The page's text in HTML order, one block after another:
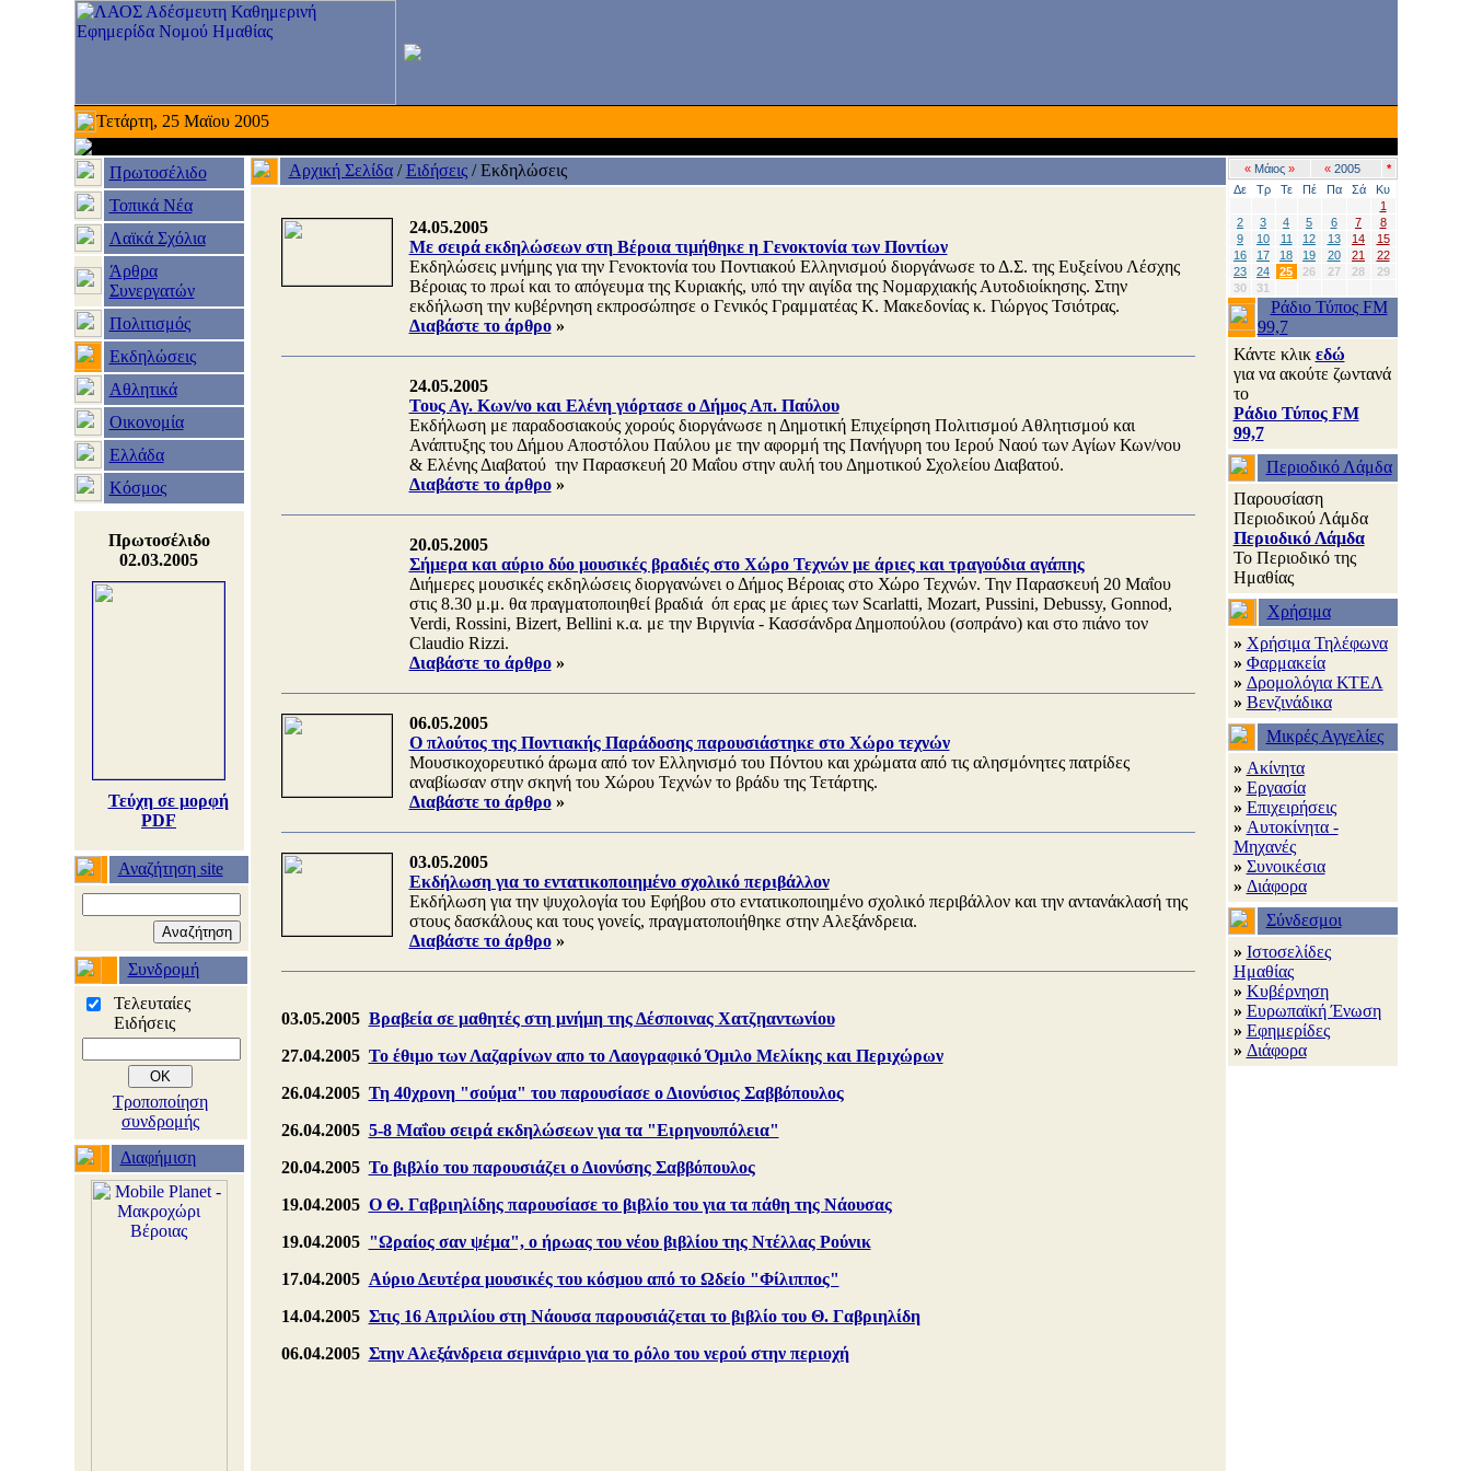
Τετάρτη, 25 Μαϊου 2005
Πρωτοσέλιδο
Τοπικά Νέα
Λαϊκά Σχόλια
Άρθρα
Συνεργατών
Πολιτισμός
Εκδηλώσεις
Αθλητικά
Οικονομία
Ελλάδα
Κόσμος
Πρωτοσέλιδο
02.03.2005
Τεύχη σε μορφή
PDF
Αναζήτηση site
Συνδρομή
Τελευταίες
Ειδήσεις
Τροποποίηση
συνδρομής
Διαφήμιση
Αρχική Σελίδα/Ειδήσεις/Εκδηλώσεις
24.05.2005
Με σειρά εκδηλώσεων στη Βέροια τιμήθηκε η Γενοκτονία των Ποντίων
Εκδηλώσεις μνήμης για την Γενοκτονία του Ποντιακού Ελληνισμού διοργάνωσε το Δ.Σ. της Ευξείνου Λέσχης
Βέροιας το πρωί και το απόγευμα της Κυριακής, υπό την αιγίδα της Νομαρχιακής Αυτοδιοίκησης. Στην
εκδήλωση την κυβέρνηση εκπροσώπησε ο Γενικός Γραμματέας Κ. Μακεδονίας κ. Γιώργος Τσιότρας.
Διαβάστε το άρθρο»
24.05.2005
Τους Αγ. Κων/νο και Ελένη γιόρτασε ο Δήμος Απ. Παύλου
Εκδήλωση με παραδοσιακούς χορούς διοργάνωσε η Δημοτική Επιχείρηση Πολιτισμού Αθλητισμού και
Ανάπτυξης του Δήμου Αποστόλου Παύλου με την αφορμή της Πανήγυρη του Ιερού Ναού των Αγίων Κων/νου
& Ελένης Διαβατού την Παρασκευή 20 Μαΐου στην αυλή του Δημοτικού Σχολείου Διαβατού.
Διαβάστε το άρθρο»
20.05.2005
Σήμερα και αύριο δύο μουσικές βραδιές στο Χώρο Τεχνών με άριες και τραγούδια αγάπης
Διήμερες μουσικές εκδηλώσεις διοργανώνει ο Δήμος Βέροιας στο Χώρο Τεχνών. Την Παρασκευή 20 Μαΐου
στις 8.30 μ.μ. θα πραγματοποιηθεί βραδιά όπ ερας με άριες των Scarlatti, Mozart, Pussini, Debussy, Gonnod,
Verdi, Rossini, Bizert, Bellini κ.α. με την Βιργινία - Κασσάνδρα Δημοπούλου (σοπράνο) και στο πιάνο τον
Claudio Rizzi.
Διαβάστε το άρθρο»
06.05.2005
Ο πλούτος της Ποντιακής Παράδοσης παρουσιάστηκε στο Χώρο τεχνών
Μουσικοχορευτικό άρωμα από τον Ελληνισμό του Πόντου και χρώματα από τις αλησμόνητες πατρίδες
αναβίωσαν στην σκηνή του Χώρου Τεχνών το βράδυ της Τετάρτης.
Διαβάστε το άρθρο»
03.05.2005
Εκδήλωση για το εντατικοποιημένο σχολικό περιβάλλον
Εκδήλωση για την ψυχολογία του Εφήβου στο εντατικοποιημένο σχολικό περιβάλλον και την αντανάκλασή της
στους δασκάλους και τους γονείς, πραγματοποιήθηκε στην Αλεξάνδρεια.
Διαβάστε το άρθρο»
03.05.2005 Βραβεία σε μαθητές στη μνήμη της Δέσποινας Χατζηαντωνίου
27.04.2005 Το έθιμο των Λαζαρίνων απο το Λαογραφικό Όμιλο Μελίκης και Περιχώρων
26.04.2005 Τη 40χρονη "σούμα" του παρουσίασε ο Διονύσιος Σαββόπουλος
26.04.2005 5-8 Μαΐου σειρά εκδηλώσεων για τα "Ειρηνουπόλεια"
20.04.2005 Το βιβλίο του παρουσιάζει ο Διονύσης Σαββόπουλος
19.04.2005 Ο Θ. Γαβριηλίδης παρουσίασε το βιβλίο του για τα πάθη της Νάουσας
19.04.2005 "Ωραίος σαν ψέμα", ο ήρωας του νέου βιβλίου της Ντέλλας Ρούνικ
17.04.2005 Αύριο Δευτέρα μουσικές του κόσμου από το Ωδείο "Φίλιππος"
14.04.2005 Στις 16 Απριλίου στη Νάουσα παρουσιάζεται το βιβλίο του Θ. Γαβριηλίδη
06.04.2005 Στην Αλεξάνδρεια σεμινάριο για το ρόλο του νερού στην περιοχή
« Μάιος » « 2005
*
Δε
Τρ Τε Πέ Πα Σά
Κυ
1
2
3 4 5 6 7
8
9
10 11 12 13 14
15
16
17 18 19 20 21
22
23
24 25 26 27 28
29
30
31
Ράδιο Τύπος FM
99,7
Κάντε κλικ εδώ
για να ακούτε ζωντανά
το
Ράδιο Τύπος FM
99,7
Περιοδικό Λάμδα
Παρουσίαση
Περιοδικού Λάμδα
Περιοδικό Λάμδα
Το Περιοδικό της
Ημαθίας
Χρήσιμα
» Χρήσιμα Τηλέφωνα
» Φαρμακεία
» Δρομολόγια ΚΤΕΛ
» Βενζινάδικα
Μικρές Αγγελίες
» Ακίνητα
» Εργασία
» Επιχειρήσεις
» Αυτοκίνητα -
Μηχανές
» Συνοικέσια
» Διάφορα
Σύνδεσμοι
» Ιστοσελίδες
Ημαθίας
» Κυβέρνηση
» Ευρωπαϊκή Ένωση
» Εφημερίδες
» Διάφορα